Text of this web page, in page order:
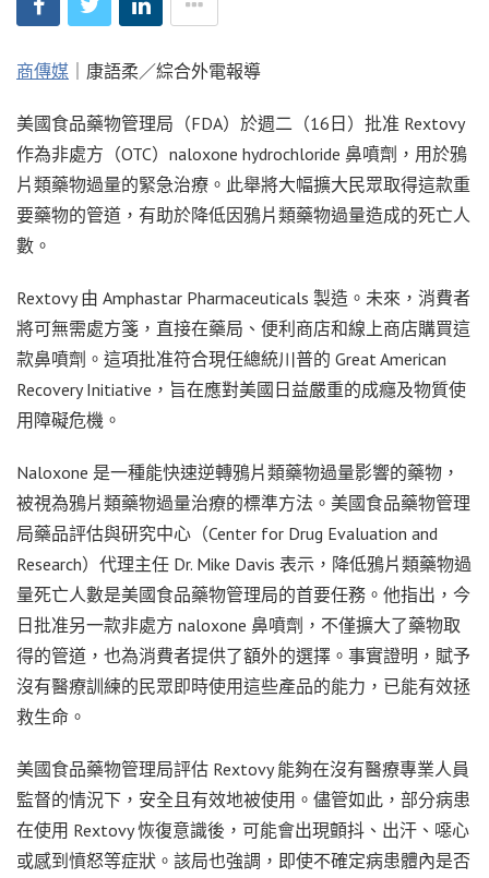
商傳媒 ｜康語柔／綜合外電報導
美國食品藥物管理局（FDA）於週二（16日）批准 Rextovy
作為非處方（OTC）naloxone hydrochloride 鼻噴劑，用於鴉
片類藥物過量的緊急治療。此舉將大幅擴大民眾取得這款重
要藥物的管道，有助於降低因鴉片類藥物過量造成的死亡人
數。
Rextovy 由 Amphastar Pharmaceuticals 製造。未來，消費者
將可無需處方箋，直接在藥局、便利商店和線上商店購買這
款鼻噴劑。這項批准符合現任總統川普的 Great American
Recovery Initiative，旨在應對美國日益嚴重的成癮及物質使
用障礙危機。
Naloxone 是一種能快速逆轉鴉片類藥物過量影響的藥物，
被視為鴉片類藥物過量治療的標準方法。美國食品藥物管理
局藥品評估與研究中心（Center for Drug Evaluation and
Research）代理主任 Dr. Mike Davis 表示，降低鴉片類藥物過
量死亡人數是美國食品藥物管理局的首要任務。他指出，今
日批准另一款非處方 naloxone 鼻噴劑，不僅擴大了藥物取
得的管道，也為消費者提供了額外的選擇。事實證明，賦予
沒有醫療訓練的民眾即時使用這些產品的能力，已能有效拯
救生命。
美國食品藥物管理局評估 Rextovy 能夠在沒有醫療專業人員
監督的情況下，安全且有效地被使用。儘管如此，部分病患
在使用 Rextovy 恢復意識後，可能會出現顫抖、出汗、噁心
或感到憤怒等症狀。該局也強調，即使不確定病患體內是否